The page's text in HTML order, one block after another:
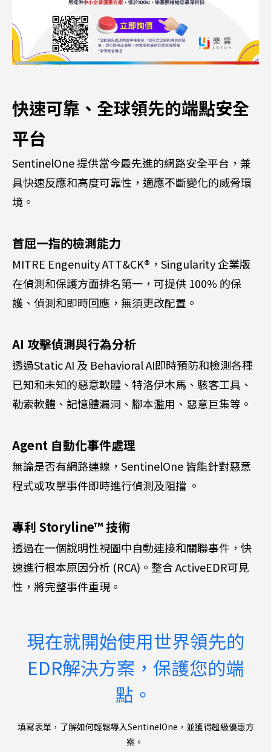
快速可靠、全球領先的端點安全
平台
SentinelOne 提供當今最先進的網路安全平台，兼
具快速反應和高度可靠性，適應不斷變化的威脅環
境。
首屈一指的檢測能力
MITRE Engenuity ATT&CK®，Singularity 企業版
在偵測和保護方面排名第一，可提供 100% 的保
護、偵測和即時回應，無須更改配置。
AI 攻擊偵測與行為分析
透過Static AI 及 Behavioral AI即時預防和檢測各種
已知和未知的惡意軟體、特洛伊木馬、駭客工具、
勒索軟體、記憶體漏洞、腳本濫用、惡意巨集等。
Agent 自動化事件處理
無論是否有網路連線，SentinelOne 皆能針對惡意
程式或攻擊事件即時進行偵測及阻擋 。
專利 Storyline™ 技術
透過在一個說明性視圖中自動連接和關聯事件，快
速進行根本原因分析 (RCA)。整合 ActiveEDR可見
性，將完整事件重現。
現在就開始使用世界領先的
EDR解決方案，保護您的端
點。
填寫表單，了解如何輕鬆導入SentinelOne，並獲得超級優惠方
案。